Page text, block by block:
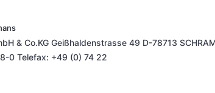
& Co.KG Geißhaldenstrasse 49 D-78713
0 Telefax: +49 (0) 74 22